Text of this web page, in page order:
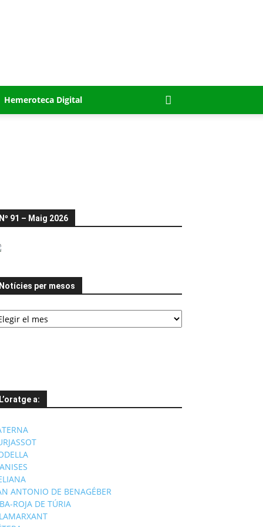
Hemeroteca Digital
Nº 91 – Maig 2026
Notícies per mesos
L’oratge a:
ANTONIO DE BENAGÉBER
ROJA DE TÚRIA